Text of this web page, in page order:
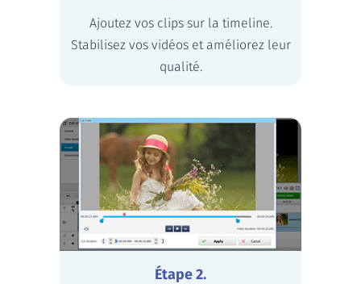
Ajoutez vos clips sur la timeline.
Stabilisez vos vidéos et améliorez leur
qualité.
Étape 2.